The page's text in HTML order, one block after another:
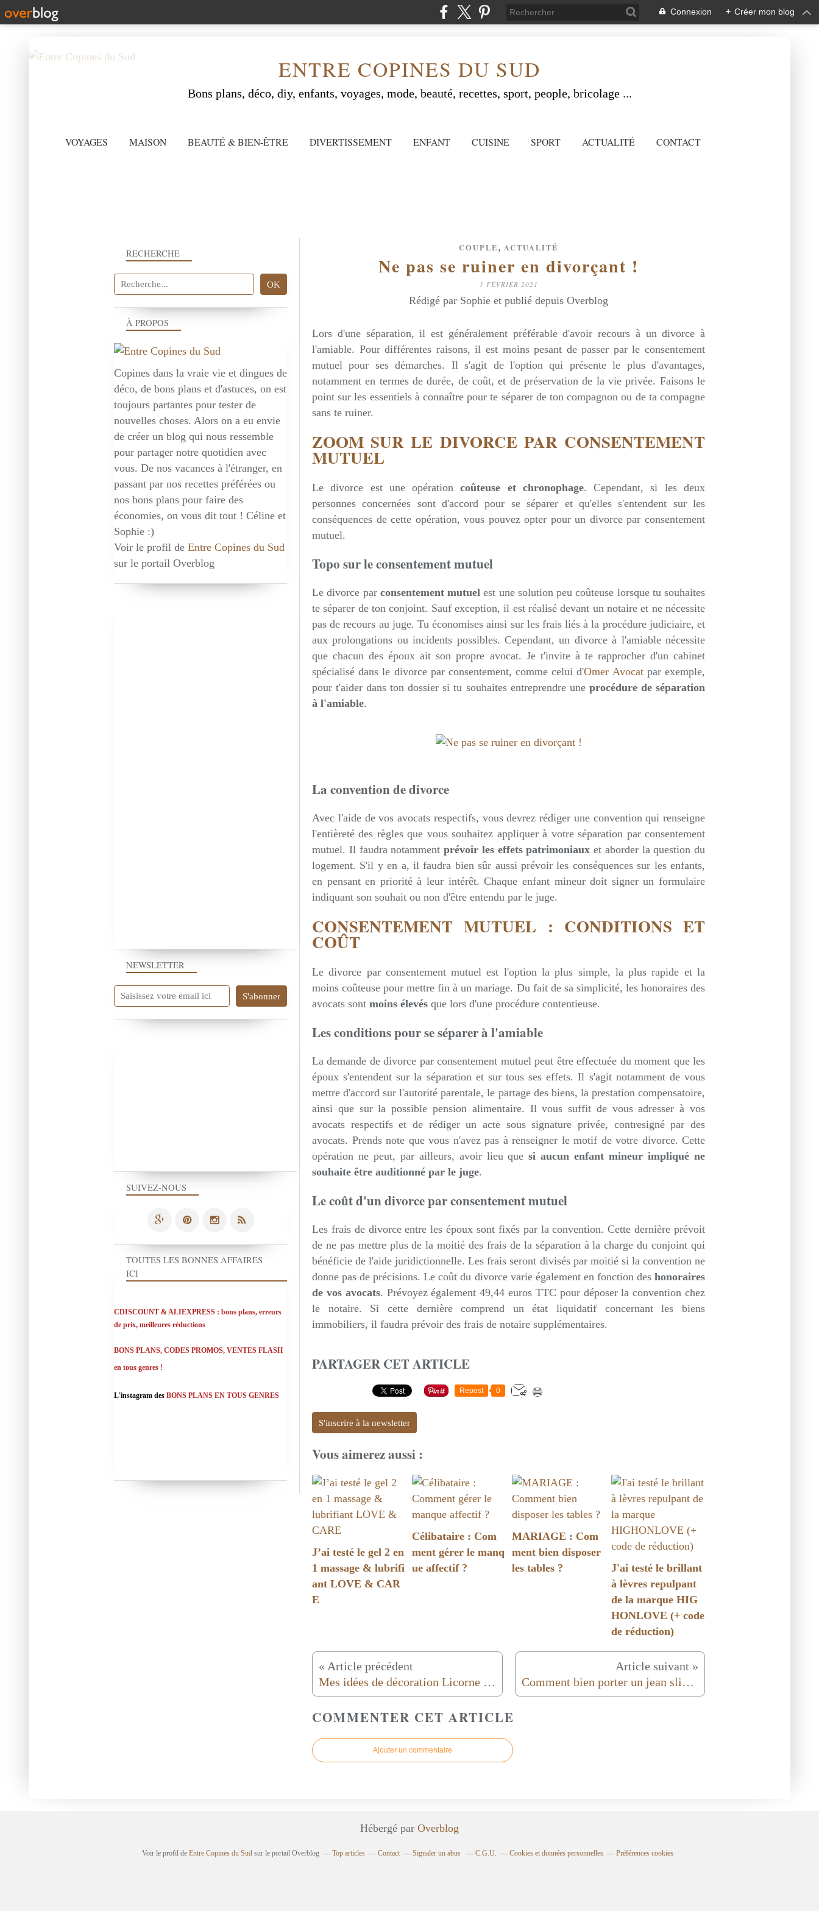
Connexion + Créer mon blog
ENTRE COPINES DU SUD
Bons plans, déco, diy, enfants, voyages, mode, beauté, recettes, sport, people, bricolage ...
VOYAGES MAISON BEAUTÉ & BIEN-ÊTRE DIVERTISSEMENT ENFANT CUISINE SPORT ACTUALITÉ CONTACT
COUPLE, ACTUALITÉ
Ne pas se ruiner en divorçant !
1 FÉVRIER 2021
Rédigé par Sophie et publié depuis Overblog
Lors d'une séparation, il est généralement préférable d'avoir recours à un divorce à
l'amiable. Pour différentes raisons, il est moins pesant de passer par le consentement
mutuel pour ses démarches. Il s'agit de l'option qui présente le plus d'avantages,
notamment en termes de durée, de coût, et de préservation de la vie privée. Faisons le
point sur les essentiels à connaître pour te séparer de ton compagnon ou de ta compagne
sans te ruiner.
ZOOM SUR LE DIVORCE PAR CONSENTEMENT
MUTUEL
Le divorce est une opérationcoûteuse et chronophage. Cependant, si les deux
personnes concernées sont d'accord pour se séparer et qu'elles s'entendent sur les
conséquences de cette opération, vous pouvez opter pour un divorce par consentement
mutuel.
Topo sur le consentement mutuel
Le divorce parconsentement mutuel est une solution peu coûteuse lorsque tu souhaites
te séparer de ton conjoint. Sauf exception, il est réalisé devant un notaire et ne nécessite
pas de recours au juge. Tu économises ainsi sur les frais liés à la procédure judiciaire, et
aux prolongations ou incidents possibles. Cependant, un divorce à l'amiable nécessite
que chacun des époux ait son propre avocat. Je t'invite à te rapprocher d'un cabinet
spécialisé dans le divorce par consentement, comme celui d'Omer Avocatpar exemple,
pour t'aider dans ton dossier si tu souhaites entreprendre une procédure de séparation
à l'amiable.
La convention de divorce
Avec l'aide de vos avocats respectifs, vous devrez rédiger une convention qui renseigne
l'entièreté des règles que vous souhaitez appliquer à votre séparation par consentement
mutuel. Il faudra notamment prévoir les effets patrimoniaux et aborder la question du
logement. S'il y en a, il faudra bien sûr aussi prévoir les conséquences sur les enfants,
en pensant en priorité à leur intérêt. Chaque enfant mineur doit signer un formulaire
indiquant son souhait ou non d'être entendu par le juge.
CONSENTEMENT MUTUEL : CONDITIONS ET
COÛT
Le divorce par consentement mutuel est l'option la plus simple, la plus rapide et la
moins coûteuse pour mettre fin à un mariage. Du fait de sa simplicité, les honoraires des
avocats sont moins élevés que lors d'une procédure contentieuse.
Les conditions pour se séparer à l'amiable
La demande de divorce par consentement mutuel peut être effectuée du moment que les
époux s'entendent sur la séparation et sur tous ses effets. Il s'agit notamment de vous
mettre d'accord sur l'autorité parentale, le partage des biens, la prestation compensatoire,
ainsi que sur la possible pension alimentaire. Il vous suffit de vous adresser à vos
avocats respectifs et de rédiger un acte sous signature privée, contresigné par des
avocats. Prends note que vous n'avez pas à renseigner le motif de votre divorce. Cette
opération ne peut, par ailleurs, avoir lieu quesi aucun enfant mineur impliqué ne
souhaite être auditionné par le juge.
Le coût d'un divorce par consentement mutuel
Les frais de divorce entre les époux sont fixés par la convention. Cette dernière prévoit
de ne pas mettre plus de la moitié des frais de la séparation à la charge du conjoint qui
bénéficie de l'aide juridictionnelle. Les frais seront divisés par moitié si la convention ne
donne pas de précisions. Le coût du divorce varie également en fonction des honoraires
de vos avocats. Prévoyez également 49,44 euros TTC pour déposer la convention chez
le notaire. Si cette dernière comprend un état liquidatif concernant les biens
immobiliers, il faudra prévoir des frais de notaire supplémentaires.
PARTAGER CET ARTICLE
Repost 0
S'inscrire à la newsletter
Vous aimerez aussi :
J’ai testé le gel 2 en
1 massage & lubrifi
ant LOVE & CAR
E
Célibataire : Com
ment gérer le manq
ue affectif ?
MARIAGE : Com
ment bien disposer
les tables ?
J'ai testé le brillant
à lèvres repulpant
de la marque HIG
HONLOVE (+ code
de réduction)
« Article précédent
Mes idées de décoration Licorne pour chambre d'enfant.
Article suivant »
Comment bien porter un jean slim ? (astuces, conseils …)
COMMENTER CET ARTICLE
Ajouter un commentaire
NEWSLETTER
SUIVEZ-NOUS
RECHERCHE
À PROPOS
Copines dans la vraie vie et dingues de
déco, de bons plans et d'astuces, on est
toujours partantes pour tester de
nouvelles choses. Alors on a eu envie
de créer un blog qui nous ressemble
pour partager notre quotidien avec
vous. De nos vacances à l'étranger, en
passant par nos recettes préférées ou
nos bons plans pour faire des
économies, on vous dit tout ! Céline et
Sophie :)
Voir le profil de Entre Copines du Sud
sur le portail Overblog
TOUTES LES BONNES AFFAIRES
ICI
CDISCOUNT & ALIEXPRESS : bons plans, erreurs
de prix, meilleures réductions
BONS PLANS, CODES PROMOS, VENTES FLASH
en tous genres !
L'instagram des BONS PLANS EN TOUS GENRES
Hébergé par Overblog
Voir le profil de Entre Copines du Sud sur le portail Overblog Top articles Contact Signaler un abus C.G.U. Cookies et données personnelles Préférences cookies